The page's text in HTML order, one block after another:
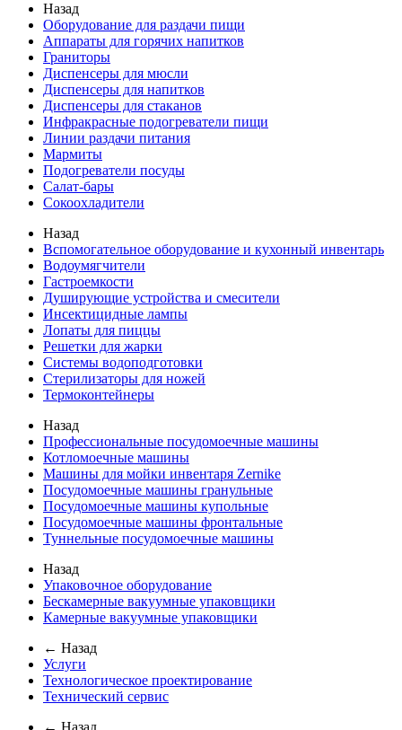
Назад
Оборудование для раздачи пищи
Аппараты для горячих напитков
Граниторы
Диспенсеры для мюсли
Диспенсеры для напитков
Диспенсеры для стаканов
Инфракрасные подогреватели пищи
Линии раздачи питания
Мармиты
Подогреватели посуды
Салат-бары
Сокоохладители
Назад
Вспомогательное оборудование и кухонный инвентарь
Водоумягчители
Гастроемкости
Душирующие устройства и смесители
Инсектицидные лампы
Лопаты для пиццы
Решетки для жарки
Системы водоподготовки
Стерилизаторы для ножей
Термоконтейнеры
Назад
Профессиональные посудомоечные машины
Котломоечные машины
Машины для мойки инвентаря Zernike
Посудомоечные машины гранульные
Посудомоечные машины купольные
Посудомоечные машины фронтальные
Туннельные посудомоечные машины
Назад
Упаковочное оборудование
Бескамерные вакуумные упаковщики
Камерные вакуумные упаковщики
← Назад
Услуги
Технологическое проектирование
Технический сервис
← Назад